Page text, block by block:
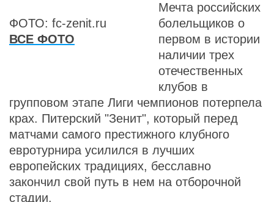
ФОТО: fc-zenit.ru
ВСЕ ФОТО
Мечта российских
болельщиков о
первом в истории
наличии трех
отечественных
клубов в
групповом этапе Лиги чемпионов потерпела
крах. Питерский "Зенит", который перед
матчами самого престижного клубного
евротурнира усилился в лучших
европейских традициях, бесславно
закончил свой путь в нем на отборочной
стадии.